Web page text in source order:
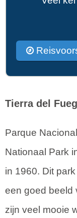
Tierra del
Parque
Nationaal Park
in 1960. Dit
een goed beeld
zijn veel mooie